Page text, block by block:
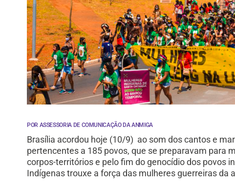
POR ASSESSORIA DE COMUNICAÇÃO DA ANMIGA
Brasília acordou hoje (10/9) ao som dos cantos e
pertencentes a 185 povos, que se preparavam para
corpos-territórios e pelo fim do genocídio dos povos
Indígenas trouxe a força das mulheres guerreiras da